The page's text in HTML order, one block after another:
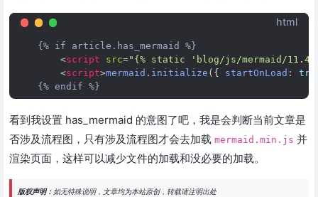
html
    {% if article.has_mermaid %}
<script src="{% static 'blog/js/mermaid/
<script>mermaid . initialize ({ startOnLoad :
看到我设置 has_mermaid 的意图了吧，我是会判断当前文章是
否涉及流程图，只有涉及流程图才会去加载 mermaid.min.js 并
渲染页面，这样可以减少文件的加载和没必要的加载。
版权声明： 如无特殊说明，文章均为本站原创，转载请注明出处